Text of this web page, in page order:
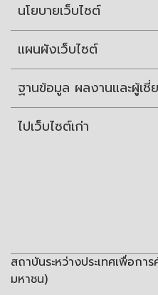
นโยบายเว็บไซต์
แผนผังเว็บไซต์
ฐานข้อมูล ผลงานและผู้เ
ไปเว็บไซต์เก่า
สถาบันระหว่างประเทศเพื่อก
มหาชน)